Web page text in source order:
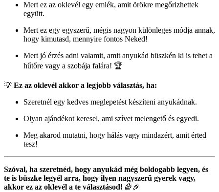
Mert ez az oklevél egy emlék, amit örökre megőrizhettek
együtt.
Mert ez egy egyszerű, mégis nagyon különleges módja annak,
hogy kimutasd, mennyire fontos Neked!
Mert jó érzés adni valamit, amit anyukád büszkén ki is tehet a
hűtőre vagy a szobája falára! 🏆
💡 Ez az oklevél akkor a legjobb választás, ha:
Szeretnél egy kedves meglepetést készíteni anyukádnak.
Olyan ajándékot keresel, ami szívet melengető és egyedi.
Meg akarod mutatni, hogy hálás vagy mindazért, amit érted
tesz!
Szóval, ha szeretnéd, hogy anyukád még boldogabb legyen, és
te is büszke legyél arra, hogy ilyen nagyszerű gyerek vagy,
akkor ez az oklevél a te választásod! 🌈🎉